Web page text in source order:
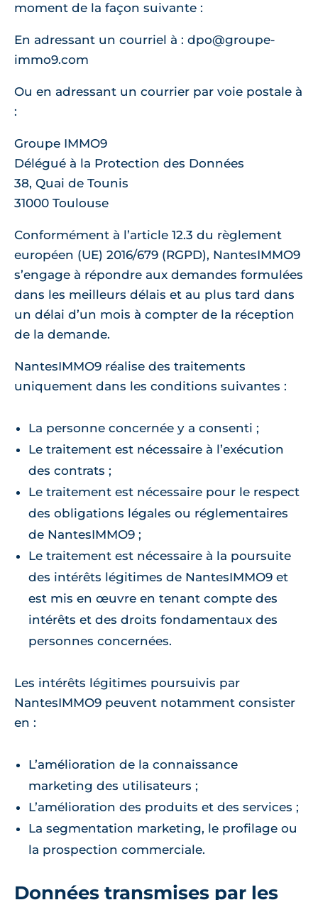
moment de la façon suivante :
En adressant un courriel à : dpo@groupe-
immo9.com
Ou en adressant un courrier par voie postale à
:
Groupe IMMO9
Délégué à la Protection des Données
38, Quai de Tounis
31000 Toulouse
Conformément à l’article 12.3 du règlement
européen (UE) 2016/679 (RGPD), NantesIMMO9
s’engage à répondre aux demandes formulées
dans les meilleurs délais et au plus tard dans
un délai d’un mois à compter de la réception
de la demande.
NantesIMMO9 réalise des traitements
uniquement dans les conditions suivantes :
La personne concernée y a consenti ;
Le traitement est nécessaire à l’exécution
des contrats ;
Le traitement est nécessaire pour le respect
des obligations légales ou réglementaires
de NantesIMMO9 ;
Le traitement est nécessaire à la poursuite
des intérêts légitimes de NantesIMMO9 et
est mis en œuvre en tenant compte des
intérêts et des droits fondamentaux des
personnes concernées.
Les intérêts légitimes poursuivis par
NantesIMMO9 peuvent notamment consister
en :
L’amélioration de la connaissance
marketing des utilisateurs ;
L’amélioration des produits et des services ;
La segmentation marketing, le profilage ou
la prospection commerciale.
Données transmises par les